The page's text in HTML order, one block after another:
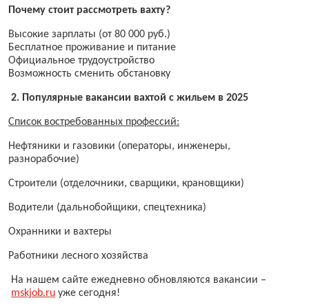
Почему стоит рассмотреть вахту?
Высокие зарплаты (от 80 000 руб.)
Бесплатное проживание и питание
Официальное трудоустройство
Возможность сменить обстановку
2. Популярные вакансии вахтой с жильем в 2025
Список востребованных профессий:
Нефтяники и газовики (операторы, инженеры,
разнорабочие)
Строители (отделочники, сварщики, крановщики)
Водители (дальнобойщики, спецтехника)
Охранники и вахтеры
Работники лесного хозяйства
На нашем сайте ежедневно обновляются вакансии –
mskjob.ru уже сегодня!